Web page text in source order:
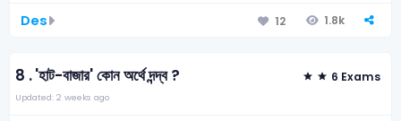
Des 12 1.8k
8 .'হাট-বাজার' কোন অর্থে দন্দ্ব ? 6 Exams
Updated: 2 weeks ago